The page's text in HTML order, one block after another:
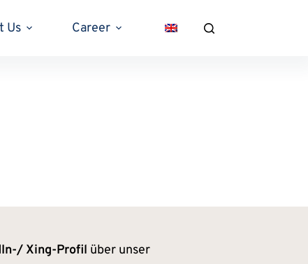
Us Career
Xing-Profil über unser